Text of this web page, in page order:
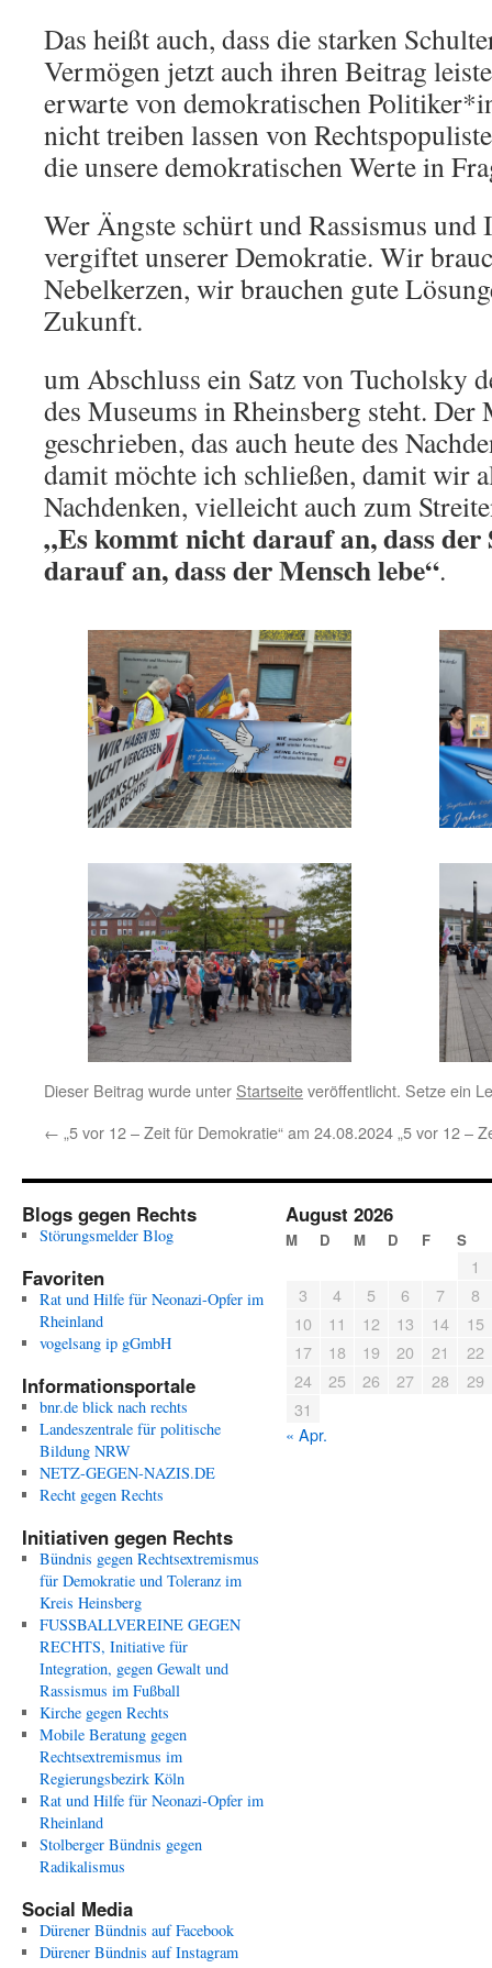
Das heißt auch, dass die starken
Vermögen jetzt auch ihren Beitrag
erwarte von demokratischen
nicht treiben lassen von
die unsere demokratischen Werte in
Wer Ängste schürt und Rassismus und
vergiftet unserer Demokratie. Wir
Nebelkerzen, wir brauchen gute
Zukunft.
um Abschluss ein Satz von Tucholsky
des Museums in Rheinsberg steht. Der
geschrieben, das auch heute des
damit möchte ich schließen, damit wir
Nachdenken, vielleicht auch zum
„Es kommt nicht darauf an, dass der
darauf an, dass der Mensch lebe“.
Dieser Beitrag wurde unter Startseiteveröffentlicht. Setze ein
← „5 vor 12 – Zeit für Demokratie“ am 24.08.2024 „5 vor 12 –
Blogs gegen Rechts
Störungsmelder Blog
Favoriten
Rat und Hilfe für Neonazi-Opfer im
Rheinland
vogelsang ip gGmbH
Informationsportale
bnr.de blick nach rechts
Landeszentrale für politische
Bildung NRW
NETZ-GEGEN-NAZIS.DE
Recht gegen Rechts
Initiativen gegen Rechts
Bündnis gegen Rechtsextremismus
für Demokratie und Toleranz im
Kreis Heinsberg
FUSSBALLVEREINE GEGEN
RECHTS, Initiative für
Integration, gegen Gewalt und
Rassismus im Fußball
Kirche gegen Rechts
Mobile Beratung gegen
Rechtsextremismus im
Regierungsbezirk Köln
Rat und Hilfe für Neonazi-Opfer im
Rheinland
Stolberger Bündnis gegen
Radikalismus
Social Media
Dürener Bündnis auf Facebook
Dürener Bündnis auf Instagram
August 2026
M D M D F S
1
3
4 5 6 7
8
10
11 12 13 14
15
17
18 19 20 21
22
24
25 26 27 28
29
31
« Apr.